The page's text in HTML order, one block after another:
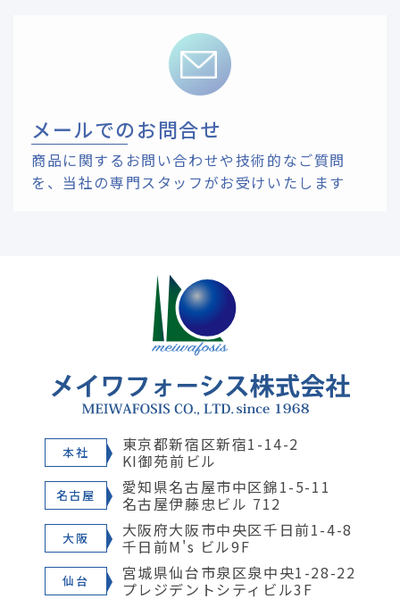
メールでのお問合せ
商品に関するお問い合わせや技術的なご質問
を、 当社の専門スタッフがお受けいたします
本社 東京都新宿区新宿1-14-2
KI御苑前ビル
名古屋 愛知県名古屋市中区錦1-5-11
名古屋伊藤忠ビル 712
大阪 大阪府大阪市中央区千日前1-4-8
千日前M's ビル9F
仙台 宮城県仙台市泉区泉中央1-28-22
プレジデントシティビル3F